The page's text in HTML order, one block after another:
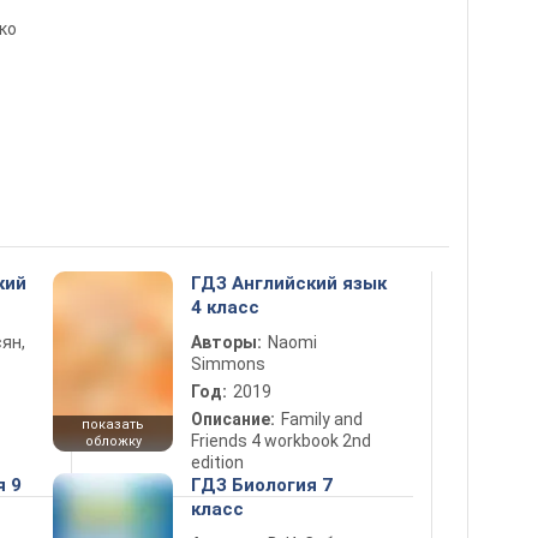
показать
обложку
ГДЗ Английский язык
4 класс
Авторы: Naomi
Simmons
Год: 2019
Описание: Family and
Friends 4 workbook 2nd
edition
9
ГДЗ Биология 7
класс